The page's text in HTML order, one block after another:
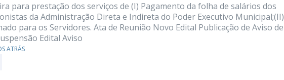
–
para prestação dos serviços de (I) Pagamento da folha de salários dos
da Administração Direta e Indireta do Poder Executivo Municipal;(II)
para os Servidores. Ata de Reunião Novo Edital Publicação de Aviso de
Edital Aviso
ATRÁS